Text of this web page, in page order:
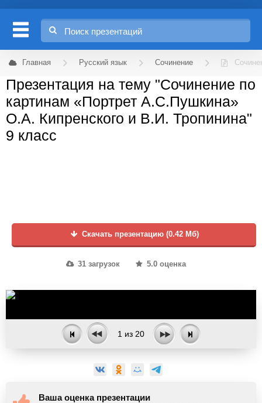
Главная Русский язык Сочинение
Презентация на тему "Сочинение по
картинам «Портрет А.С.Пушкина»
О.А. Кипренского и В.И. Тропинина"
9 класс
Скачать презентацию (0.42 Мб)
31 загрузок 5.0 оценка
1 из 20
Ваша оценка презентации